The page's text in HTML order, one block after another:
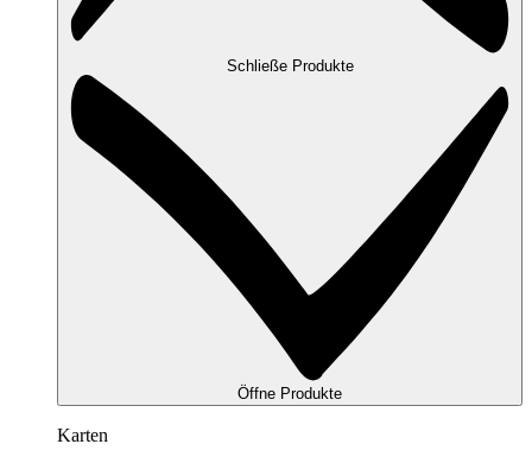
Schließe Produkte
Öffne Produkte
Karten